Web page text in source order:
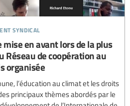
syndical
en avant lors de la plus
de coopération au
organisée
l’éducation au climat et les droits
principaux thèmes abordés par le